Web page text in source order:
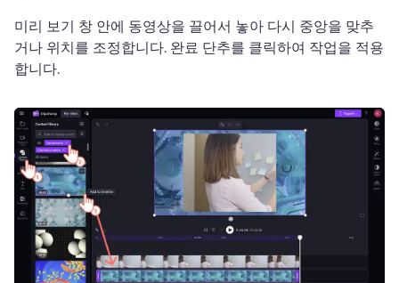
미리 보기 창 안에 동영상을 끌어서 놓아 다시 중앙을 맞추
거나 위치를 조정합니다. 완료 단추를 클릭하여 작업을 적용
합니다.